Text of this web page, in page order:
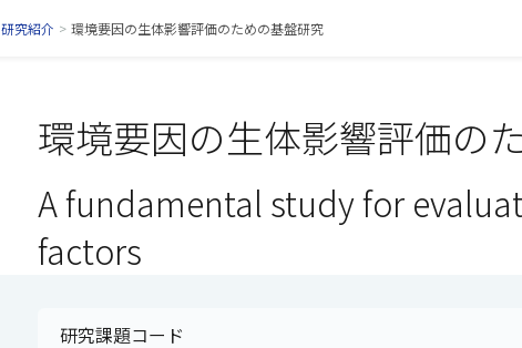
研究紹介 > 環境要因の生体影響評価のための基盤研究
環境要因の生体影響評価の
A fundamental study for
factors
研究課題コード